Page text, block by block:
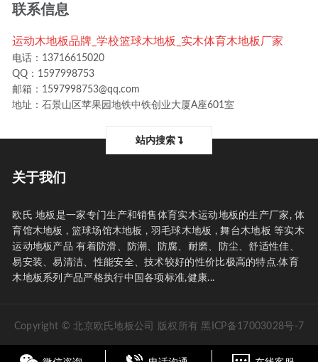
联系信息
运动木地板品牌_学校篮球木地板_实木体育木地板厂家
电话：13716615020
QQ：1597998753
邮箱：1597998753@qq.com
地址：石景山区苹果园地铁中铁创业大厦A座601室
站内搜索
关于我们
欧氏 地板是一家专门生产和销售体育实木运动地板的生产厂家, 体
育馆木地板 , 篮球场馆木地板 , 羽毛球木地板 , 舞台木地板 等实木
运动地板产品 有着防滑、防潮、防腐、耐磨、防尘、舒适性佳、
易安装、易清洁、性能安全、技术较好的性价比极高的特点.体育
木地板系列产品严格执行中国各项标准,健康...
Copyright © 北京欧氏地板公司 版权所有黑ICP备17003028号-7